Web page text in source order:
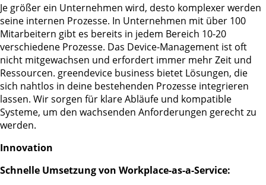
Je größer ein Unternehmen wird, desto komplexer werden
seine internen Prozesse. In Unternehmen mit über 100
Mitarbeitern gibt es bereits in jedem Bereich 10-20
verschiedene Prozesse. Das Device-Management ist oft
nicht mitgewachsen und erfordert immer mehr Zeit und
Ressourcen. greendevice business bietet Lösungen, die
sich nahtlos in deine bestehenden Prozesse integrieren
lassen. Wir sorgen für klare Abläufe und kompatible
Systeme, um den wachsenden Anforderungen gerecht zu
werden.
Innovation
Schnelle Umsetzung von Workplace-as-a-Service: